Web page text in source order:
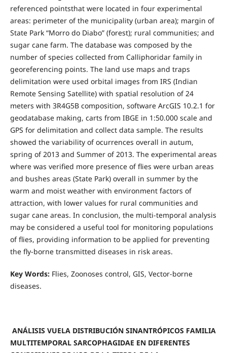
referenced pointsthat were located in four experimental
areas: perimeter of the municipality (urban area); margin of
State Park “Morro do Diabo” (forest); rural communities; and
sugar cane farm. The database was composed by the
number of species collected from Calliphoridar family in
georeferencing points. The land use maps and traps
delimitation were used orbital images from IRS (Indian
Remote Sensing Satellite) with spatial resolution of 24
meters with 3R4G5B composition, software ArcGIS 10.2.1 for
geodatabase making, carts from IBGE in 1:50.000 scale and
GPS for delimitation and collect data sample. The results
showed the variability of ocurrences overall in autum,
spring of 2013 and Summer of 2013. The experimental areas
where was verified more presence of flies were urban areas
and bushes areas (State Park) overall in summer by the
warm and moist weather with environment factors of
attraction, with lower values for rural communities and
sugar cane areas. In conclusion, the multi-temporal analysis
may be considered a useful tool for monitoring populations
of flies, providing information to be applied for preventing
the fly-borne transmitted diseases in risk areas.
Key Words:Flies, Zoonoses control, GIS, Vector-borne
diseases.
ANÁLISIS VUELA DISTRIBUCIÓN SINANTRÓPICOS FAMILIA
MULTITEMPORAL SARCOPHAGIDAE EN DIFERENTES